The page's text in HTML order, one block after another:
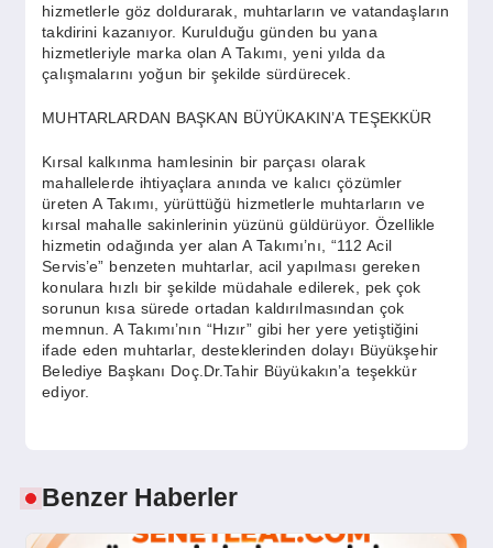
hizmetlerle göz doldurarak, muhtarların ve vatandaşların
takdirini kazanıyor. Kurulduğu günden bu yana
hizmetleriyle marka olan A Takımı, yeni yılda da
çalışmalarını yoğun bir şekilde sürdürecek.
MUHTARLARDAN BAŞKAN BÜYÜKAKIN’A TEŞEKKÜR
Kırsal kalkınma hamlesinin bir parçası olarak
mahallelerde ihtiyaçlara anında ve kalıcı çözümler
üreten A Takımı, yürüttüğü hizmetlerle muhtarların ve
kırsal mahalle sakinlerinin yüzünü güldürüyor. Özellikle
hizmetin odağında yer alan A Takımı’nı, “112 Acil
Servis’e” benzeten muhtarlar, acil yapılması gereken
konulara hızlı bir şekilde müdahale edilerek, pek çok
sorunun kısa sürede ortadan kaldırılmasından çok
memnun. A Takımı’nın “Hızır” gibi her yere yetiştiğini
ifade eden muhtarlar, desteklerinden dolayı Büyükşehir
Belediye Başkanı Doç.Dr.Tahir Büyükakın’a teşekkür
ediyor.
Benzer Haberler